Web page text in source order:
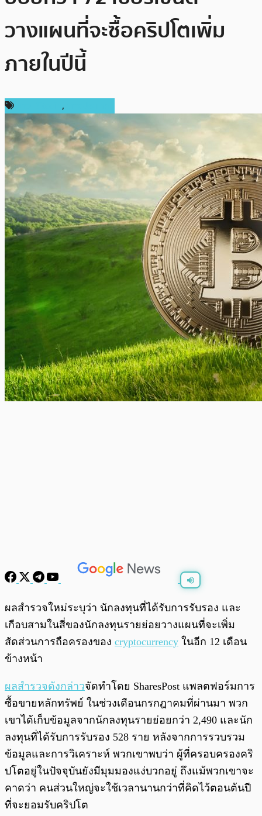
วางแผนที่จะซื้อคริปโตเพิ่ม
ภายในปีนี้
,
พร้อมเล่น
ผลสำรวจใหม่ระบุว่า นักลงทุนที่ได้รับการรับรอง และ
เกือบสามในสี่ของนักลงทุนรายย่อยวางแผนที่จะเพิ่ม
สัดส่วนการถือครองของ cryptocurrency ในอีก 12 เดือน
ข้างหน้า
ผลสำรวจดังกล่าวจัดทำโดย SharesPost แพลตฟอร์มการ
ซื้อขายหลักทรัพย์ ในช่วงเดือนกรกฎาคมที่ผ่านมา พวก
เขาได้เก็บข้อมูลจากนักลงทุนรายย่อยกว่า 2,490 และนัก
ลงทุนที่ได้รับการรับรอง 528 ราย หลังจากการรวบรวม
ข้อมูลและการวิเคราะห์ พวกเขาพบว่า ผู้ที่ครอบครองคริ
ปโตอยู่ในปัจจุบันยังมีมุมมองแง่บวกอยู่ ถึงแม้พวกเขาจะ
คาดว่า คนส่วนใหญ่จะใช้เวลานานกว่าที่คิดไว้ตอนต้นปี
ที่จะยอมรับคริปโต